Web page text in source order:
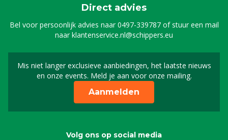
Direct advies
Bel voor persoonlijk advies naar0497-339787of stuur een mail
naarklantenservice.nl@schippers.eu
Mis niet langer exclusieve aanbiedingen, het laatste nieuws
en onze events. Meld je aan voor onze mailing.
Schrijf je in voor onze
Aanmelden
Volg ons op social media